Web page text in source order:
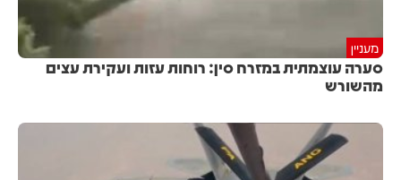
מעניין
סערה עוצמתית במזרח סין: רוחות עזות ועקירת עצים
מהשורש